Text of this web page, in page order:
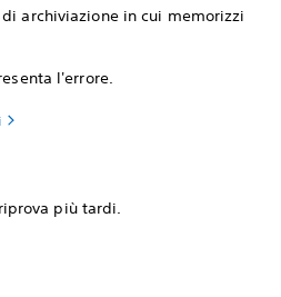
archiviazione in cui memorizzi
l'errore.
più tardi.